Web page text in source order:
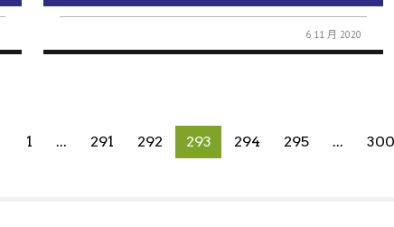
6 11 月 2020
1 ... 291 292 293 294 295 ... 300